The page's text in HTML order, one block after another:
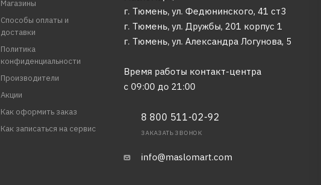
Магазины
Способы оплаты и
доставки
Политика
конфиденциальности
Производители
Акции
Как оформить заказ
Как записаться на сервис
г. Тюмень, ул. Федюнинского, 41 ст3
г. Тюмень, ул. Дружбы, 201 корпус 1
г. Тюмень, ул. Александра Логунова, 5
Время работы контакт-центра
с 09:00 до 21:00
8 800 511-02-92
ЗАКАЗАТЬ ЗВОНОК
info@maslomart.com